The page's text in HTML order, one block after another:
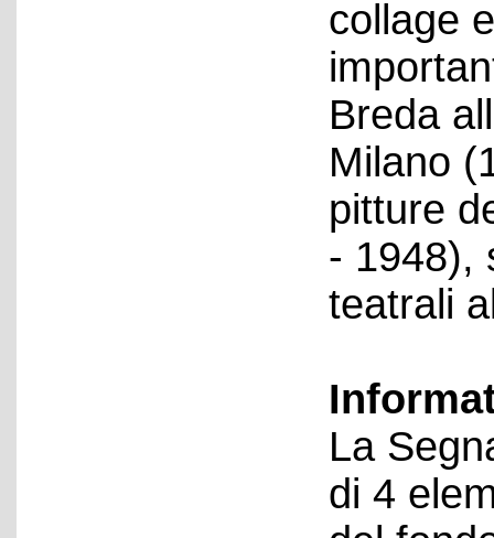
collage
Breda
Milano
pitture
- 1948),
teatrali
La
di 4